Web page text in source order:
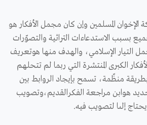
الإخوان المسلمين وإن كان مجمل الأفكار هو
بسبب الاستدعاءات التراثية والتصوّرات
التيار الإسلامي، والهدف منها هوتعريف
الكبرى المنتشرة التي ربما لم تتحلهم
منظّمة، تسمح بإيجاد الروابط بين
هوابن مراجعة الفكرالقديم،وتصويب
إلىا لتصويب فيه.